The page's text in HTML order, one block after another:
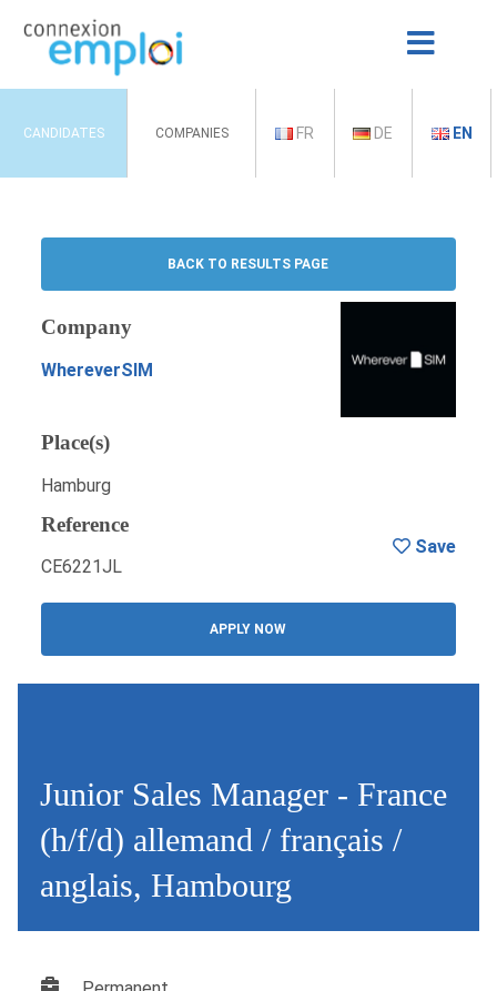
CANDIDATES COMPANIES FR DE EN
BACK TO RESULTS PAGE
Company
WhereverSIM
Place(s)
Hamburg
Reference
CE6221JL
APPLY NOW
Save
Junior Sales Manager - France
(h/f/d) allemand / français /
anglais, Hambourg